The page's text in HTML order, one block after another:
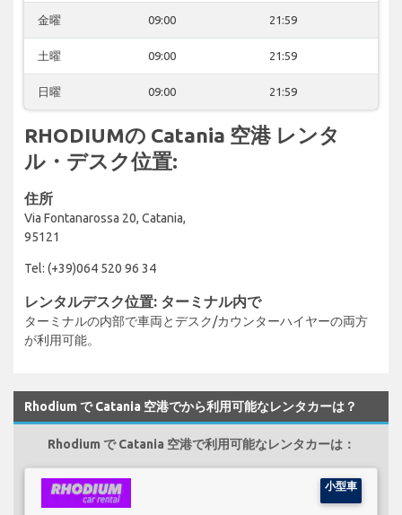
金曜 09:00 21:59
土曜 09:00 21:59
日曜 09:00 21:59
RHODIUMの Catania 空港 レンタ
ル・デスク位置:
住所
Via Fontanarossa 20, Catania,
95121
Tel: (+39)064 520 96 34
レンタルデスク位置: ターミナル内で
ターミナルの内部で車両とデスク/カウンターハイヤーの両方
が利用可能。
Rhodium で Catania 空港でから利用可能なレンタカーは？
Rhodium で Catania 空港で利用可能なレンタカーは：
小型車